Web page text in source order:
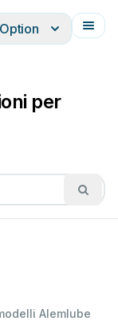
per
Alemlube